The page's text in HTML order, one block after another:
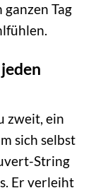
ganzen Tag
zweit, ein
sich selbst
String
Er verleiht